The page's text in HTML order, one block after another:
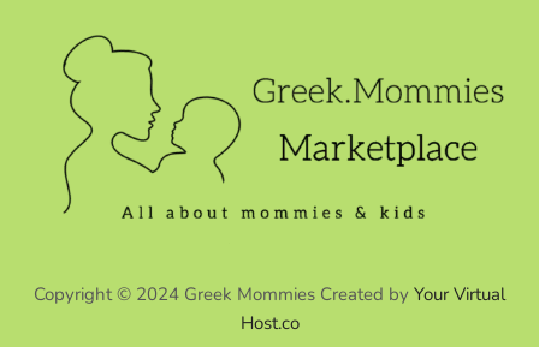
Copyright © 2024 Greek Mommies Created by Your Virtual
Host.co